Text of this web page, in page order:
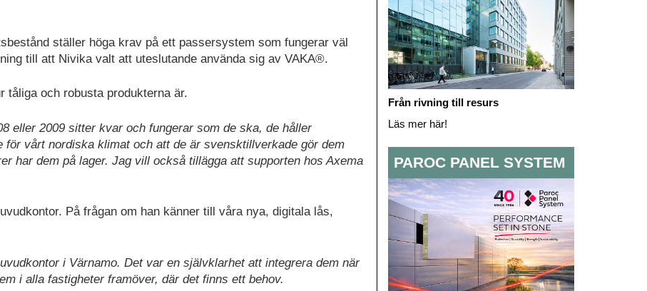
ställer höga krav på ett passersystem som fungerar väl
till att Nivika valt att uteslutande använda sig av VAKA®.
tåliga och robusta produkterna är.
eller 2009 sitter kvar och fungerar som de ska, de håller
vårt nordiska klimat och att de är svensktillverkade gör dem
har dem på lager. Jag vill också tillägga att supporten hos Axema
På frågan om han känner till våra nya, digitala lås,
i Värnamo. Det var en självklarhet att integrera dem när
i alla fastigheter framöver, där det finns ett behov.
Från rivning till resurs
Läs mer här!
PAROC PANEL SYSTEM